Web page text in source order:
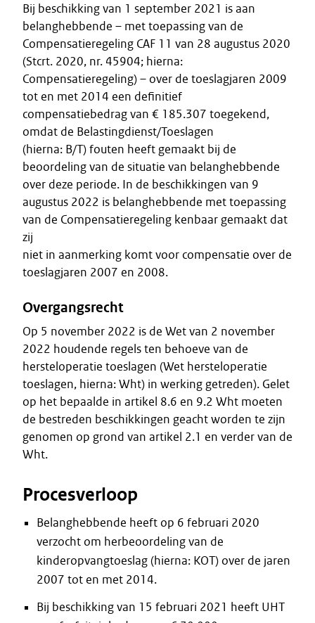
Bij beschikking van 1 september 2021 is aan
belanghebbende – met toepassing van de
Compensatieregeling CAF 11 van 28 augustus 2020
(Stcrt. 2020, nr. 45904; hierna:
Compensatieregeling) – over de toeslagjaren 2009
tot en met 2014 een definitief
compensatiebedrag van € 185.307 toegekend,
omdat de Belastingdienst/Toeslagen
(hierna: B/T) fouten heeft gemaakt bij de
beoordeling van de situatie van belanghebbende
over deze periode. In de beschikkingen van 9
augustus 2022 is belanghebbende met toepassing
van de Compensatieregeling kenbaar gemaakt dat
zij
niet in aanmerking komt voor compensatie over de
toeslagjaren 2007 en 2008.
Overgangsrecht
Op 5 november 2022 is de Wet van 2 november
2022 houdende regels ten behoeve van de
hersteloperatie toeslagen (Wet hersteloperatie
toeslagen, hierna: Wht) in werking getreden). Gelet
op het bepaalde in artikel 8.6 en 9.2 Wht moeten
de bestreden beschikkingen geacht worden te zijn
genomen op grond van artikel 2.1 en verder van de
Wht.
Procesverloop
Belanghebbende heeft op 6 februari 2020
verzocht om herbeoordeling van de
kinderopvangtoeslag (hierna: KOT) over de jaren
2007 tot en met 2014.
Bij beschikking van 15 februari 2021 heeft UHT